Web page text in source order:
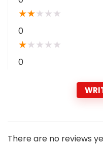
★★★ ★ ★
0
★★ ★ ★ ★
0
There are no reviews